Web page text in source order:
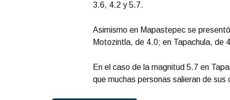
3.6, 4.2 y 5.7.
Asimismo en Mapastepec se
Motozintla, de 4.0; en Tapachula, de
En el caso de la magnitud 5.7 en
que muchas personas salieran de sus